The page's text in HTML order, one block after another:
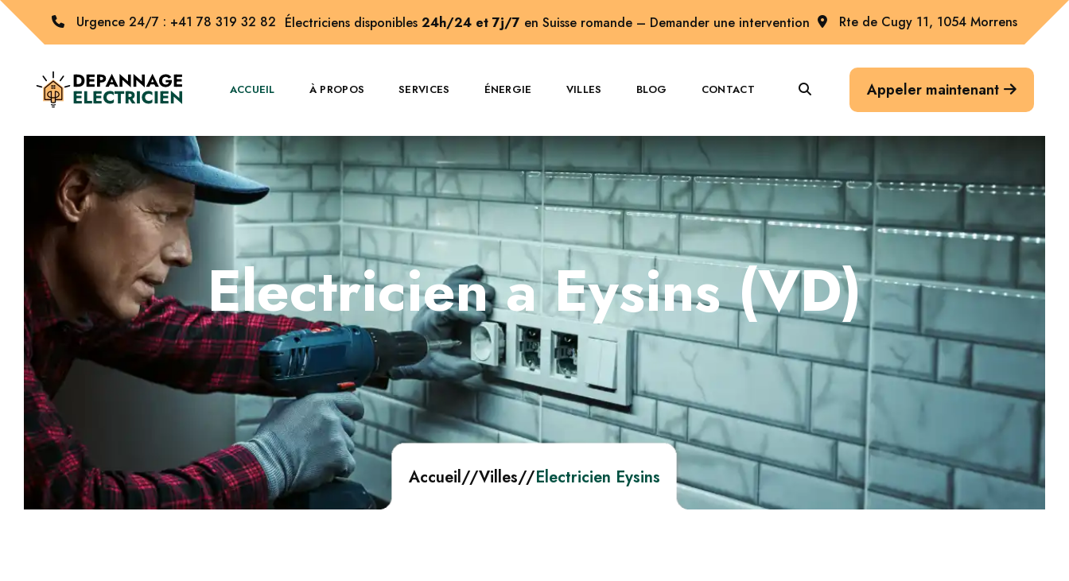
Urgence 24/7 : +41 78 319 32 82 Électriciens disponibles 24h/24 et 7j/7 en Suisse romande – Demander une intervention Rte de Cugy 11, 1054 Morrens
ACCUEIL À PROPOS SERVICES ÉNERGIE VILLES BLOG CONTACT Appeler maintenant
Electricien a Eysins (VD)
Accueil//Villes//Electricien Eysins